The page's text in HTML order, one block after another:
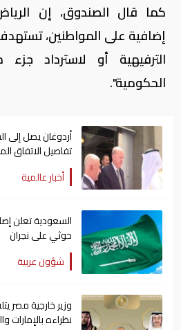
كما قال الصندوق، إن
إضافية على المواطنين،
الترفيهية أو لاسترداد
الحكومية".
أردوغان يصل إلى
تفاصيل الاتفاق
أخبار عالمية
حوثي على نجران
شؤون عربية
وزير خارجية مصر
نظراءه بالإمارات